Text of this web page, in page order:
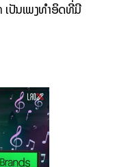
ເປັນເພງທຳອິດທີ່ມີ